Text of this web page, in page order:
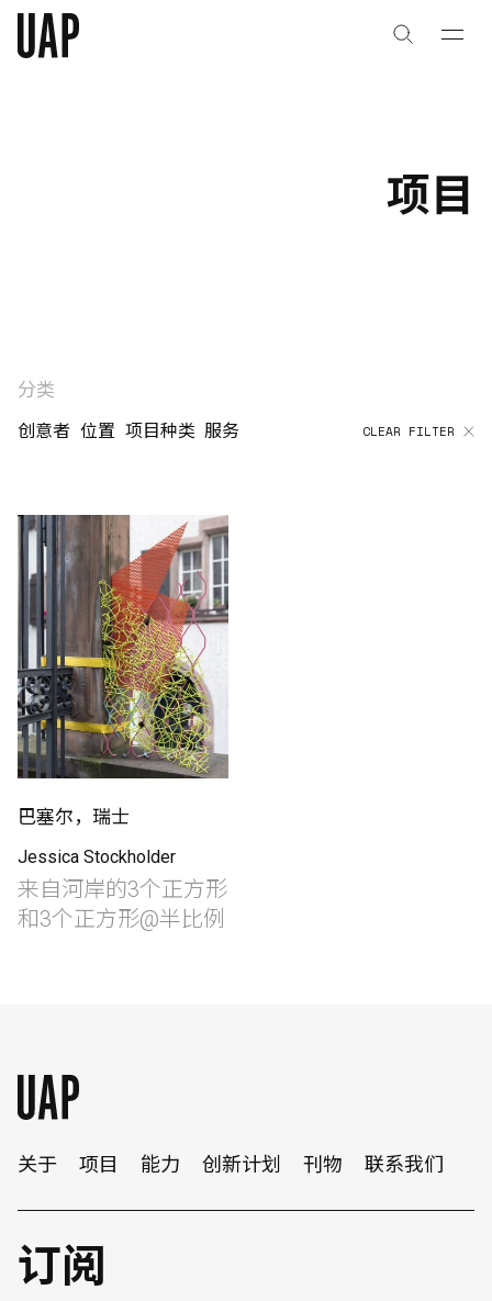
能力
制作工厂
艺术品保护部门
创新计划
刊物
项目
分类
创意者 位置 项目种类 服务 CLEAR FILTER
巴塞尔，瑞士
Jessica Stockholder
来自河岸的3个正方形
和3个正方形@半比例
关于 项目 能力 创新计划 刊物 联系我们
订阅